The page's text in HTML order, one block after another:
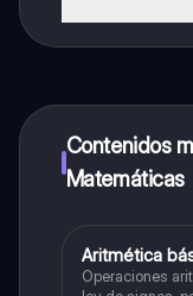
a determinadas
Contenidos
Matemáticas
Matemáticas
Aritmética
Operaciones